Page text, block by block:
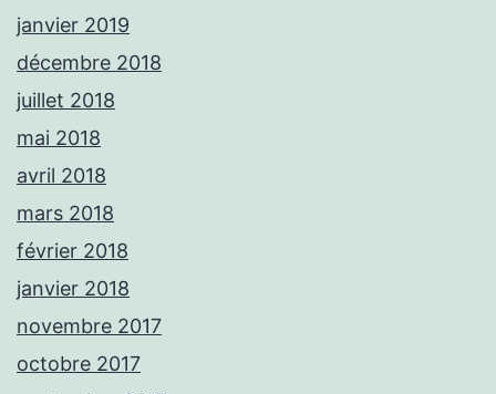
janvier 2019
décembre 2018
juillet 2018
mai 2018
avril 2018
mars 2018
février 2018
janvier 2018
novembre 2017
octobre 2017